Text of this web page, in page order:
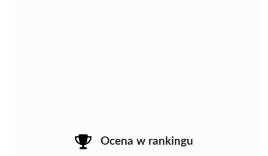
Ocena w rankingu